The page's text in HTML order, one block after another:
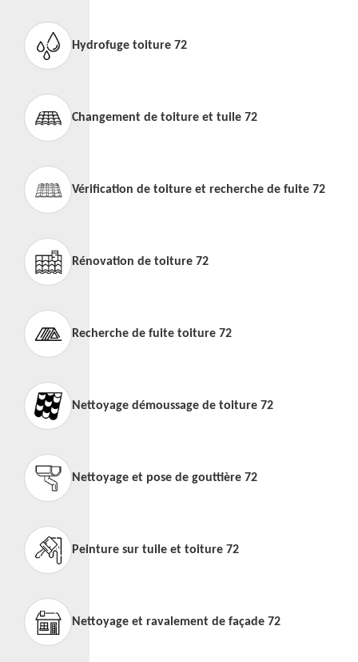
Hydrofuge toiture 72
Changement de toiture et tuile 72
Vérification de toiture et recherche de fuite 72
Rénovation de toiture 72
Recherche de fuite toiture 72
Nettoyage démoussage de toiture 72
Nettoyage et pose de gouttière 72
Peinture sur tuile et toiture 72
Nettoyage et ravalement de façade 72